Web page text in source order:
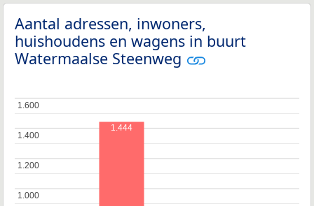
Aantal adressen, inwoners,
huishoudens en wagens in buurt
Watermaalse Steenweg
1.000
1.000
1.200
1.200
1.400
1.400
1.600
1.600
1.444